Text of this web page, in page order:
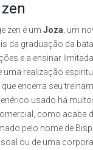
zen é um Joza , um
da graduação da
e a ensinar
realização
encerra seu
usado há
como acaba
pelo nome de
ou de uma